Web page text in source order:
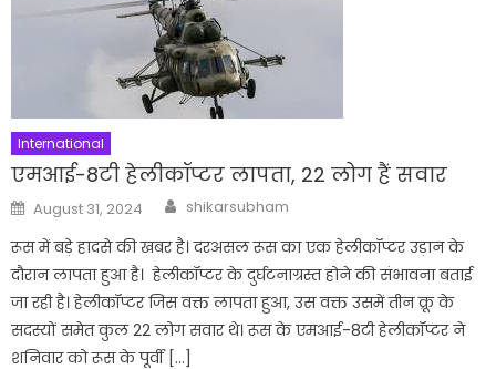
International
एमआई-8टी हेलीकॉप्टर लापता, 22 लोग हैं सवार
Posted
on
August 31, 2024 Author
shikarsubham
रूस में बड़े हादसे की खबर है। दरअसल रूस का एक हेलीकॉप्टर उड़ान के
दौरान लापता हुआ है। हेलीकॉप्टर के दुर्घटनाग्रस्त होने की संभावना बताई
जा रही है। हेलीकॉप्टर जिस वक्त लापता हुआ, उस वक्त उसमें तीन क्रू के
सदस्यों समेत कुल 22 लोग सवार थे। रूस के एमआई-8टी हेलीकॉप्टर ने
शनिवार को रूस के पूर्वी […]